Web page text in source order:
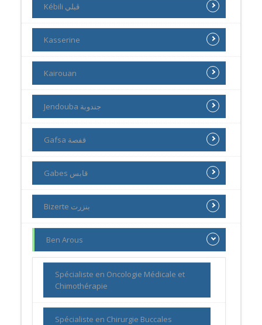
Kébili ڨبلي
Kasserine
Kairouan
Jendouba جندوبة
Gafsa قفصة
Gabes قابس
Bizerte بنزرت
Ben Arous
Spécialiste en Oncologie Médicale et
Chimothérapie
Spécialiste en Chirurgie Buccales